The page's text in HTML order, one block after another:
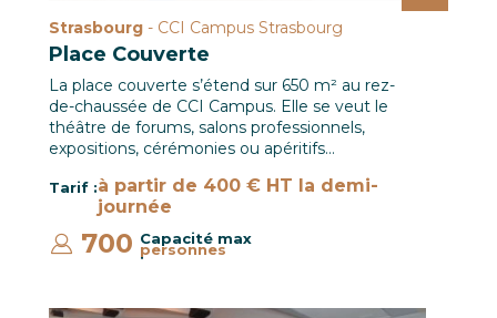
Strasbourg - CCI Campus Strasbourg
Place Couverte
La place couverte s’étend sur 650 m² au rez-
de-chaussée de CCI Campus. Elle se veut le
théâtre de forums, salons professionnels,
expositions, cérémonies ou apéritifs…
Tarif :à partir de 400 € HT la demi-
journée
Capacité max
:
700 personnes